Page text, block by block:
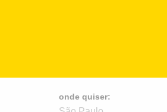
onde quiser: